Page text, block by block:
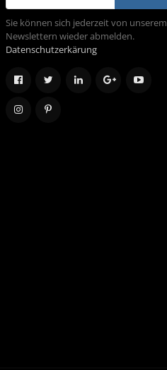
Sie können sich jederzeit von unserem
Newslettern wieder abmelden.
Datenschutzerkärung